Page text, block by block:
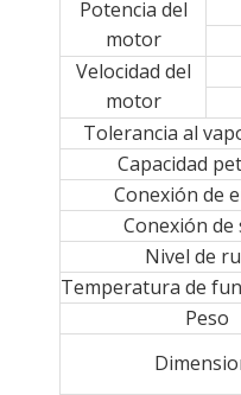
Potencia del
motor
Velocidad del
motor
Tolerancia al
Capacidad
Conexión de
Conexión de
Nivel de
Temperatura de
Peso